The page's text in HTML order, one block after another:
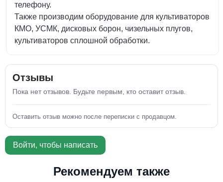
телефону.
Также производим оборудование для культиваторов
КМО, УСМК, дисковых борон, чизельных плугов,
культиваторов сплошной обработки.
Отзывы
Пока нет отзывов. Будьте первым, кто оставит отзыв.
Оставить отзыв можно после переписки с продавцом.
Войти, чтобы написать
Рекомендуем также